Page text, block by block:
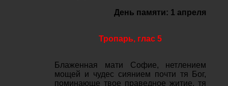
День памяти: 1 апреля
Тропарь, глас 5
Блаженная мати Софие, нетлением
мощей и чудес сиянием почти тя Бог,
поминающе твое праведное житие, тя